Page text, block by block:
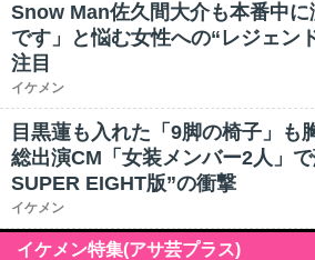
Snow Man佐久間大介も本番中
です」と悩む女性への“レジェン
注目
イケメン
目黒蓮も入れた「9脚の椅子」も
総出演CM「女装メンバー2人」
SUPER EIGHT版”の衝撃
イケメン
イケメン特集(アサ芸プラス)